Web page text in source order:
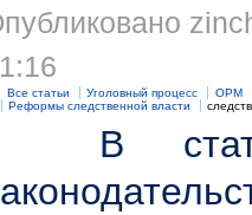
Все статьи Уголовный процесс
ОРМ
Реформы следственной власти
В